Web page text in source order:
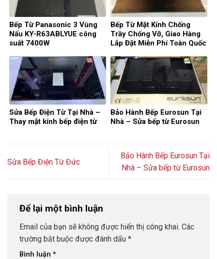
Bếp Từ Panasonic 3 Vùng
Nấu KY-R63ABLYUE công
suất 7400W
Bếp Từ Mặt Kính Chống
Trầy Chống Vỡ, Giao Hàng
Lắp Đặt Miễn Phí Toàn Quốc
Sửa Bếp Điện Từ Tại Nhà –
Thay mặt kính bếp điện từ
Bảo Hành Bếp Eurosun Tại
Nhà – Sửa bếp từ Eurosun
Sửa Bếp Điện Từ Đức
Bảo Hành Bếp Eurosun Tại
Nhà – Sửa bếp từ Eurosun
Để lại một bình luận
Email của bạn sẽ không được hiển thị công khai. Các
trường bắt buộc được đánh dấu *
Bình luận *